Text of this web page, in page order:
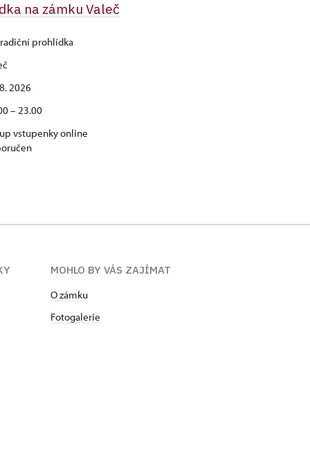
na zámku Valeč
prohlídka
2026
– 23.00
vstupenky online
MOHLO BY VÁS ZAJÍMAT
O zámku
Fotogalerie